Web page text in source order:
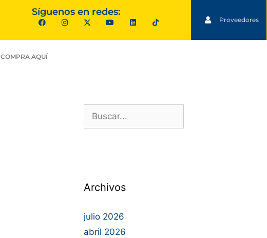
Síguenos en redes:
Proveedores
COMPRA AQUÍ
Archivos
julio 2026
abril 2026